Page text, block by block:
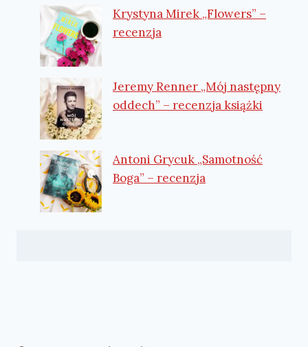
Krystyna Mirek „Flowers” –
recenzja
Jeremy Renner „Mój następny
oddech” – recenzja książki
Antoni Grycuk „Samotność
Boga” – recenzja